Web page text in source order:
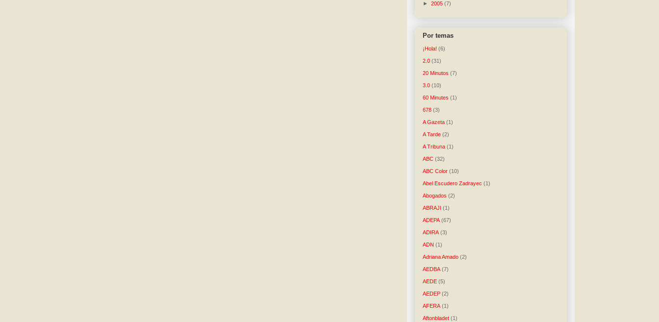
► 2005 (7)
Por temas
¡Hola! (6)
2.0 (31)
20 Minutos (7)
3.0 (10)
60 Minutes (1)
678 (3)
A Gazeta (1)
A Tarde (2)
A Tribuna (1)
ABC (32)
ABC Color (10)
Abel Escudero Zadrayec (1)
Abogados (2)
ABRAJI (1)
ADEPA (67)
ADIRA (3)
ADN (1)
Adriana Amado (2)
AEDBA (7)
AEDE (5)
AEDEP (2)
AFERA (1)
Aftonbladet (1)